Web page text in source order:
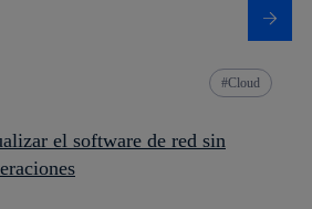
Cloud
el software de red sin